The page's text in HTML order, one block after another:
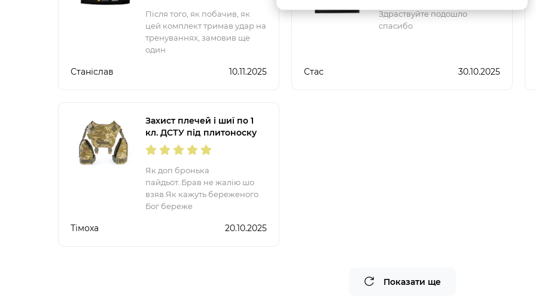
Після того, як побачив, як
цей комплект тримав удар на
тренуваннях, замовив ще
один
Станіслав 10.11.2025
Здраствуйте подошло
спасибо
Стас 30.10.2025
Захист плечей і шиї по 1
кл. ДСТУ під плитоноску
Warmor ПІКСЕЛЬ
Як доп бронька
пайдьот..Брав не жалію шо
взяв.Як кажуть береженого
Бог береже
Тімоха 20.10.2025
Показати ще